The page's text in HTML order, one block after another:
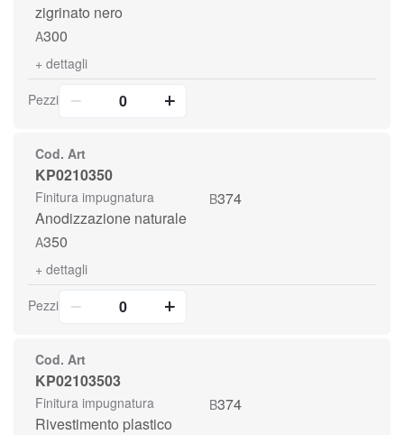
zigrinato nero
A300
+ dettagli
Pezzi
Cod. Art
KP0210350
Finitura impugnatura
Anodizzazione naturale
B374
A350
+ dettagli
Pezzi
Cod. Art
KP02103503
Finitura impugnatura
Rivestimento plastico
B374